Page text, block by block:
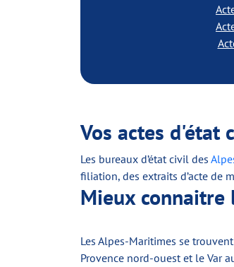
Vos actes d'état
Les bureaux d’état civil des
filiation, des extraits d’acte de
Mieux connaitre
Les Alpes-Maritimes se
Provence nord-ouest et le Var